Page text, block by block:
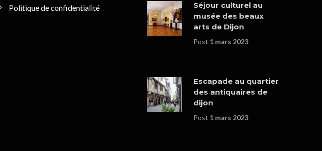
Politique de confidentialité
Séjour culturel au
musée des beaux
arts de Dijon
Post 1 mars 2023
Escapade au quartier
des antiquaires de
dijon
Post 1 mars 2023